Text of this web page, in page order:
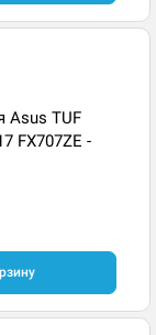
Asus TUF
FX707ZE -